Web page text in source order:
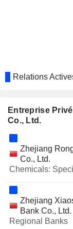
Relations
Entreprise
Co., Ltd.
Zhejiang
Co., Ltd.
Chemicals:
Zhejiang
Bank Co., Ltd.
Regional Banks